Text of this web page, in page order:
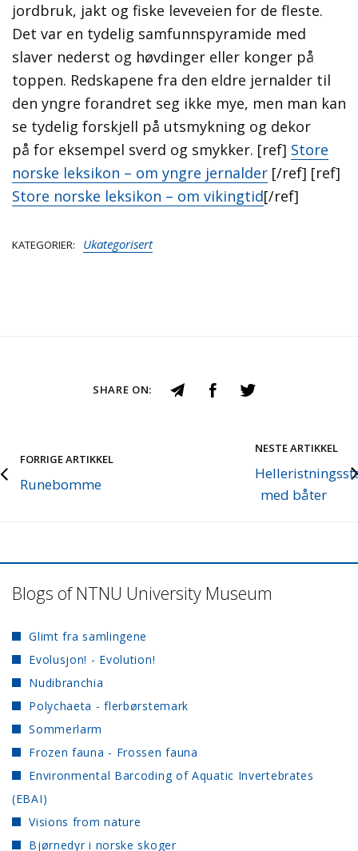
jordbruk, jakt og fiske leveveien for de fleste.
Det var en tydelig samfunnspyramide med
slaver nederst og høvdinger eller konger på
toppen. Redskapene fra den eldre jernalder til
den yngre forandret seg ikke mye, men man kan
se tydelig forskjell på utsmykning og dekor
på for eksempel sverd og smykker. [ref] Store
norske leksikon – om yngre jernalder [/ref] [ref]
Store norske leksikon – om vikingtid[/ref]
KATEGORIER Ukategorisert
SHARE ON:
FORRIGE ARTIKKEL
Runebomme
NESTE ARTIKKEL
med båter
Blogs of NTNU University Museum
Glimt fra samlingene
Evolusjon! - Evolution!
Nudibranchia
Polychaeta - flerbørstemark
Sommerlarm
Frozen fauna - Frossen fauna
Environmental Barcoding of Aquatic Invertebrates
(EBAI)
Visions from nature
Bjørnedyr i norske skoger